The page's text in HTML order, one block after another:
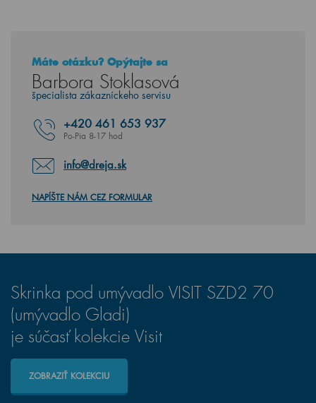
Máte otázku? Opýtajte sa
Barbora Stoklasová
špecialista zákazníckeho servisu
+420 461 653 937
Po-Pia 8-17 hod
info@dreja.sk
NAPÍŠTE NÁM CEZ FORMULAR
Skrinka pod umývadlo VISIT SZD2 70
(umývadlo Gladi)
je súčasť kolekcie Visit
ZOBRAZIŤ KOLEKCIU